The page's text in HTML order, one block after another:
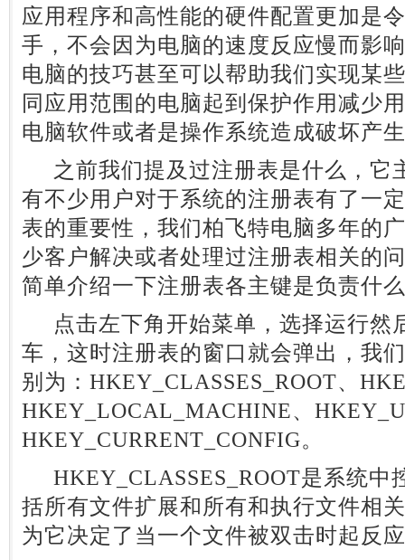
应用程序和高性能的硬件配置更加是
手，不会因为电脑的速度反应慢而影
电脑的技巧甚至可以帮助我们实现某
同应用范围的电脑起到保护作用减少
电脑软件或者是操作系统造成破坏产
之前我们提及过注册表是什么，它
有不少用户对于系统的注册表有了一
表的重要性，我们柏飞特电脑多年的
少客户解决或者处理过注册表相关的
简单介绍一下注册表各主键是负责什
点击左下角开始菜单，选择运行然
车，这时注册表的窗口就会弹出，我
别为：HKEY_CLASSES_ROOT、
HKEY_LOCAL_MACHINE、
HKEY_CURRENT_CONFIG。
HKEY_CLASSES_ROOT是系统中
括所有文件扩展和所有和执行文件相
为它决定了当一个文件被双击时起反